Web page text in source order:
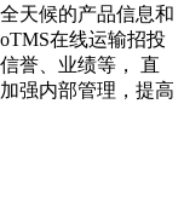
天候的产品信息和
在线运输招投
誉、业绩等， 直
强内部管理，提高